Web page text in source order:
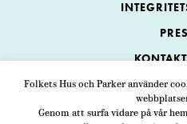
Folkets Hus och Parker använder
Genom att surfa vidare på vår
Folkets Hus